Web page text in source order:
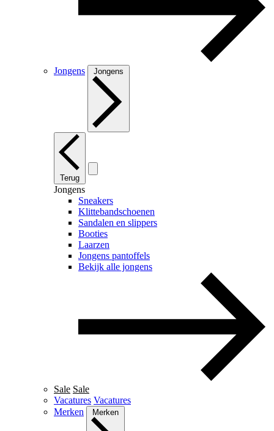
Jongens Jongens
Terug
Jongens
Sneakers
Klittebandschoenen
Sandalen en slippers
Booties
Laarzen
Jongens pantoffels
Bekijk alle jongens
Sale Sale
Vacatures Vacatures
Merken
Merken